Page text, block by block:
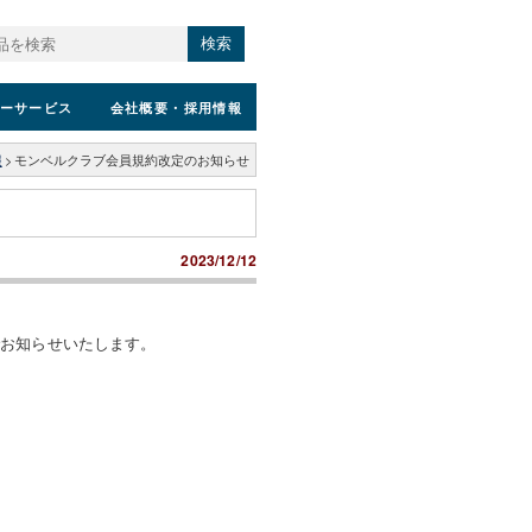
検索
サービス 会社概要 ・採用情報
> モンベルクラブ会員規約改定のお知らせ
2023/12/12
知らせいたします。